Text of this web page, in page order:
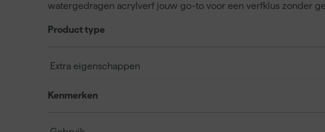
watergedragen acrylverf jouw go-to voor een verfklus zonder
Product type
Extra eigenschappen
Kenmerken